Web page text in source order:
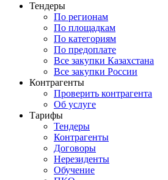
Тендеры
По регионам
По площадкам
По категориям
По предоплате
Все закупки Казахстана
Все закупки России
Контрагенты
Проверить контрагента
Об услуге
Тарифы
Тендеры
Контрагенты
Договоры
Нерезиденты
Обучение